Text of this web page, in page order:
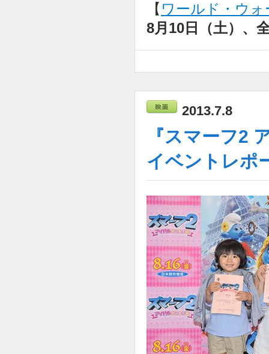
【 ワールド・ウ
8月10日（土）、
2013.7.8
『スマーフ2
イベントレポ